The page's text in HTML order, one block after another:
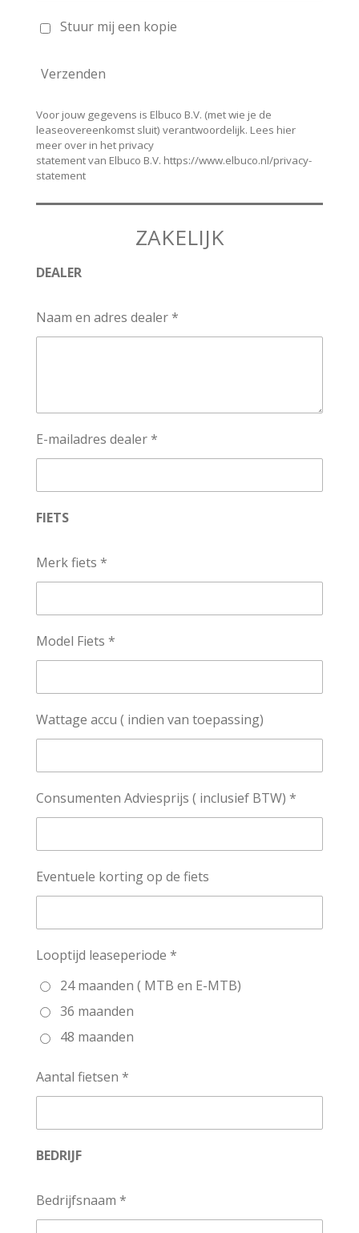
Stuur mij een kopie
Verzenden
Voor jouw gegevens is Elbuco B.V. (met wie je de
leaseovereenkomst sluit) verantwoordelijk. Lees hier
meer over in het privacy
statement van Elbuco B.V. https://www.elbuco.nl/privacy-
statement
ZAKELIJK
DEALER
Naam en adres dealer *
E-mailadres dealer *
FIETS
Merk fiets *
Model Fiets *
Wattage accu ( indien van toepassing)
Consumenten Adviesprijs ( inclusief BTW) *
Eventuele korting op de fiets
Looptijd leaseperiode *
24 maanden ( MTB en E-MTB)
36 maanden
48 maanden
Aantal fietsen *
BEDRIJF
Bedrijfsnaam *